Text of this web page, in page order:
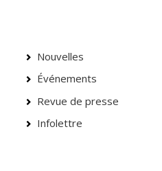
Nouvelles
Événements
Revue de presse
Infolettre